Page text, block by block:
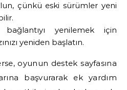
çünkü eski sürümler yeni
yenilemek için
yeniden başlatın.
oyunun destek sayfasına
başvurarak ek yardım